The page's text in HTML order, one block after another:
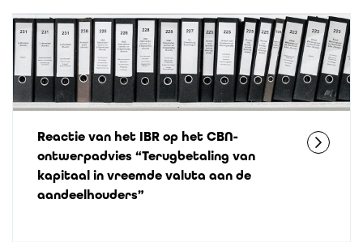
Reactie van het IBR op het CBN-
ontwerpadvies “Terugbetaling van
kapitaal in vreemde valuta aan de
aandeelhouders”